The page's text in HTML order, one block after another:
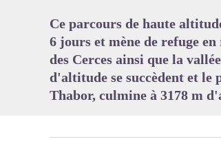
Ce parcours de haute
6 jours et mène de refuge
des Cerces ainsi que la
d'altitude se succèdent et
Thabor, culmine à 3178 m